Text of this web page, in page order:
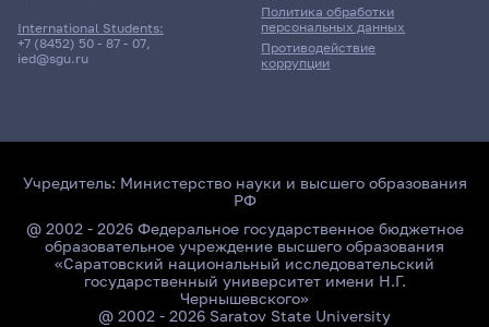
International Students:
+7 (8452) 50 - 87 - 07,
ied@sgu.ru
Политика обработки
персональных данных
Противодействие
коррупции
Учредитель: Министерство науки и высшего образования
РФ
@ 2002 - 2026 Федеральное государственное бюджетное
образовательное учреждение высшего образования
«Саратовский национальный исследовательский
государственный университет имени Н.Г.
Чернышевского»
@ 2002 - 2026 Saratov State University